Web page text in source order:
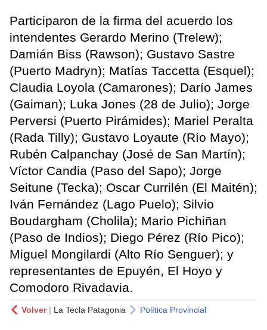
Participaron de la firma del acuerdo los
intendentes Gerardo Merino (Trelew);
Damián Biss (Rawson); Gustavo Sastre
(Puerto Madryn); Matías Taccetta (Esquel);
Claudia Loyola (Camarones); Darío James
(Gaiman); Luka Jones (28 de Julio); Jorge
Perversi (Puerto Pirámides); Mariel Peralta
(Rada Tilly); Gustavo Loyaute (Río Mayo);
Rubén Calpanchay (José de San Martín);
Víctor Candia (Paso del Sapo); Jorge
Seitune (Tecka); Oscar Currilén (El Maitén);
Iván Fernández (Lago Puelo); Silvio
Boudargham (Cholila); Mario Pichiñan
(Paso de Indios); Diego Pérez (Río Pico);
Miguel Mongilardi (Alto Río Senguer); y
representantes de Epuyén, El Hoyo y
Comodoro Rivadavia.
Volver| La Tecla Patagonia Política Provincial